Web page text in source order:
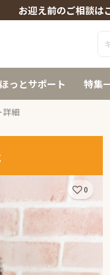
お迎え前のご相談は
ほっとサポート 特集
詳細
0